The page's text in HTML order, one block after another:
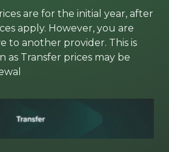
are for the initial year, after
apply. However, you are
to another provider. This is
as Transfer prices may be